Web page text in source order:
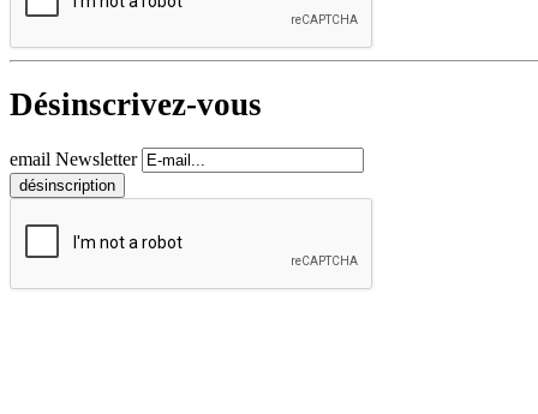
Désinscrivez-vous
email Newsletter